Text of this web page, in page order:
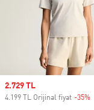
Sale price
2.729 TL
4.199 TL Orijinal fiyat -35%